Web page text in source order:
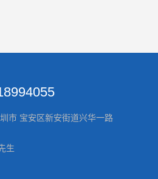
市 宝安区新安街道兴华一路
生